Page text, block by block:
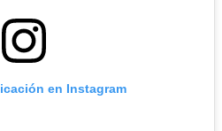
en Instagram